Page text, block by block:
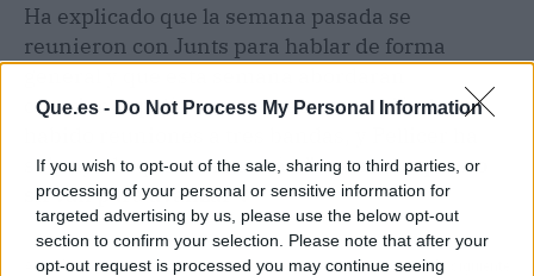
Que.es - Do Not Process My Personal Information
If you wish to opt-out of the sale, sharing to third parties, or
processing of your personal or sensitive information for
targeted advertising by us, please use the below opt-out
section to confirm your selection. Please note that after your
opt-out request is processed you may continue seeing
Ha explicado que la semana pasada se
reunieron con Junts para hablar de forma
cuestiones políticas concretas; también ha
subrayado que no entrarán"en mesas que no
sirvan para avanzar".
Artículo anterior
Artículo siguiente